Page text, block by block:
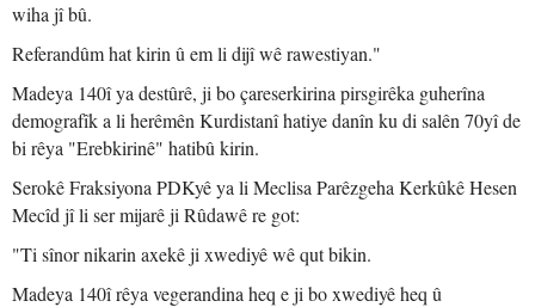
wiha jî bû.
Referandûm hat kirin û em li dijî wê rawestiyan."
Madeya 140î ya destûrê, ji bo çareserkirina pirsgirêka guherîna
demografîk a li herêmên Kurdistanî hatiye danîn ku di salên 70yî de
bi rêya "Erebkirinê" hatibû kirin.
Serokê Fraksiyona PDKyê ya li Meclisa Parêzgeha Kerkûkê Hesen
Mecîd jî li ser mijarê ji Rûdawê re got:
"Ti sînor nikarin axekê ji xwediyê wê qut bikin.
Madeya 140î rêya vegerandina heq e ji bo xwediyê heq û